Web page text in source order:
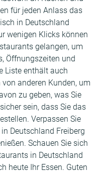
für jeden Anlass das
in Deutschland
wenigen Klicks können
gelangen, um
Öffnungszeiten und
Liste enthält auch
anderen Kunden, um
zu geben, was Sie
sein, dass Sie das
Verpassen Sie
Deutschland Freiberg
Schauen Sie sich
in Deutschland
heute Ihr Essen. Guten